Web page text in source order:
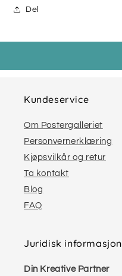
Del
Kundeservice
Om Postergalleriet
Personvernerklæring
Kjøpsvilkår og retur
Ta kontakt
Blog
FAQ
Juridisk informasjon
Din Kreative Partner